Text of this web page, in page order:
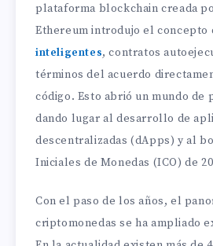
plataforma blockchain creada
Ethereum introdujo el concepto
inteligentes, contratos
términos del acuerdo
código. Esto abrió un mundo de
dando lugar al desarrollo de
descentralizadas (dApps) y al
Iniciales de Monedas (ICO) de
Con el paso de los años, el
criptomonedas se ha ampliado